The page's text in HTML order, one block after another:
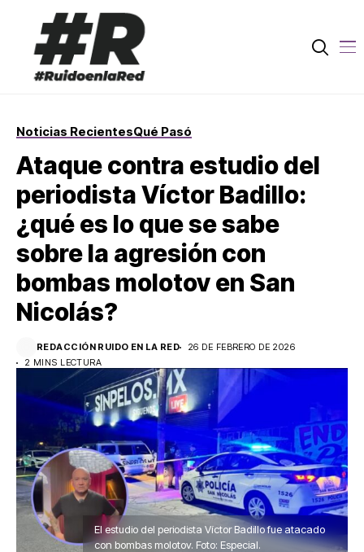
Noticias RecientesQué Pasó
Ataque contra estudio del
periodista Víctor Badillo:
¿qué es lo que se sabe
sobre la agresión con
bombas molotov en San
Nicolás?
REDACCIÓN RUIDO EN LA RED
26 DE FEBRERO DE 2026
2 MINS LECTURA
El estudio del periodista Víctor Badillo fue atacado
con bombas molotov. Foto: Especial.